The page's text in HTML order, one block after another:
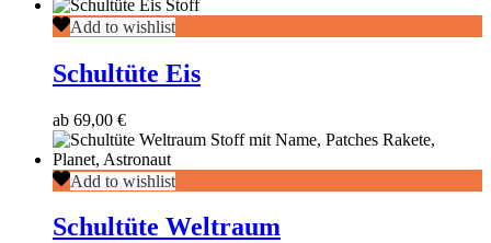
Schultüte
Eis
Add to wishlist
Schultüte Eis
ab 69,00 €
Schultüte
Weltraum
Add to wishlist
Schultüte Weltraum